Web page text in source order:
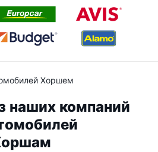
Хоршем
наших компаний